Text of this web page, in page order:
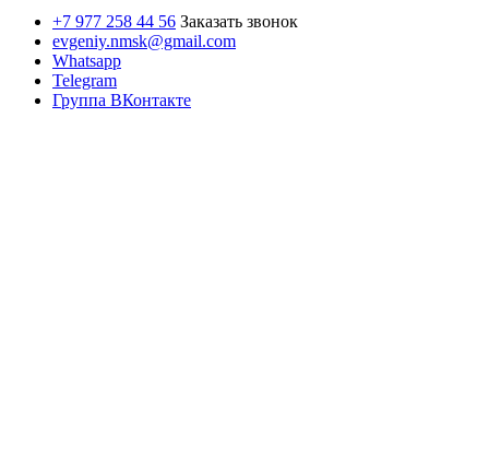
+7 977 258 44 56 Заказать звонок
evgeniy.nmsk@gmail.com
Whatsapp
Telegram
Группа ВКонтакте